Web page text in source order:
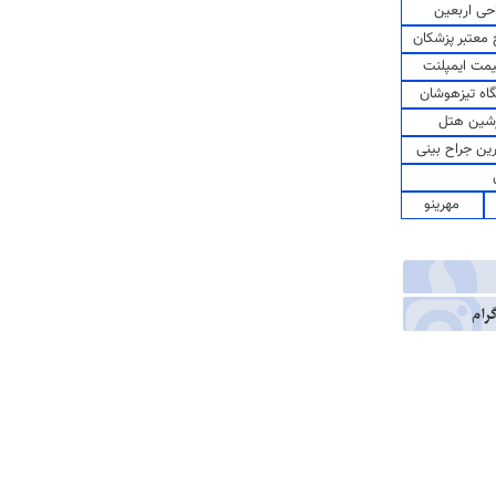
اربعین
پزشکان
ایمپلنت
تیزهوشان
هتل
جراح بینی
مهرینو